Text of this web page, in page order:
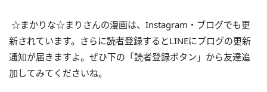
☆まかりな☆まりさんの漫画は、Instagram・ブログでも更
新されています。さらに読者登録するとLINEにブログの更新
通知が届きますよ。ぜひ下の「読者登録ボタン」から友達追
加してみてくださいね。